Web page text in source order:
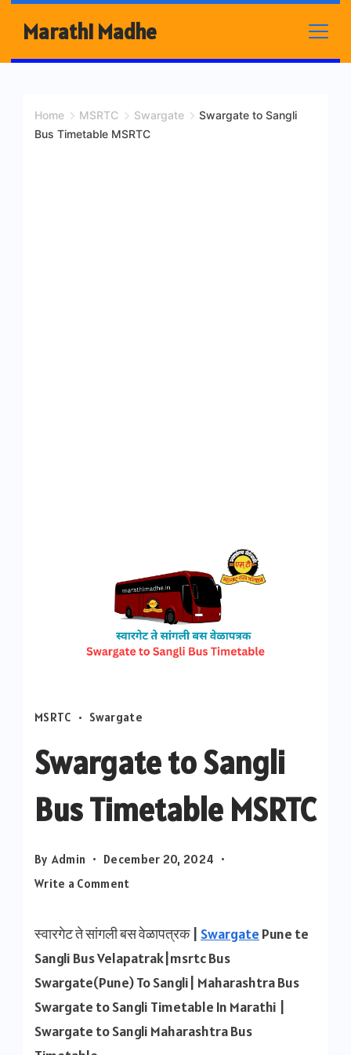
content
Marathi Madhe
Home MSRTC Swargate
Swargate to Sangli
Bus Timetable MSRTC
MSRTC Swargate
Swargate to Sangli
Bus Timetable MSRTC
By Admin
December 20, 2024
Write a Comment
to
Sangli
Bus
Timetable
MSRTC
स्वारगेट ते सांगली बस वेळापत्रक | Swargate Pune te
Sangli Bus Velapatrak|msrtc Bus
Swargate(Pune) To Sangli| Maharashtra Bus
Swargate to Sangli Timetable In Marathi |
Swargate to Sangli Maharashtra Bus